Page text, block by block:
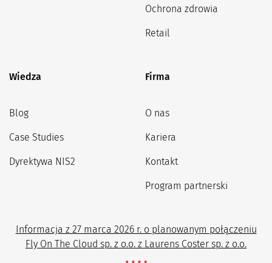
Ochrona zdrowia
Retail
Wiedza
Blog
Case Studies
Dyrektywa NIS2
Firma
O nas
Kariera
Kontakt
Program partnerski
Informacja z 27 marca 2026 r. o planowanym połączeniu
Fly On The Cloud sp. z o.o. z Laurens Coster sp. z o.o.